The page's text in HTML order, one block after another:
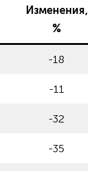
Изменения,
%
-18
-11
-32
-35